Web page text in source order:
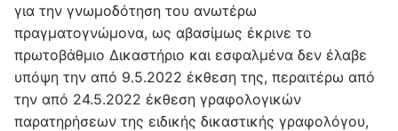
για την γνωμοδότηση του ανωτέρω
πραγματογνώμονα, ως αβασίμως έκρινε το
πρωτοβάθμιο Δικαστήριο και εσφαλμένα δεν έλαβε
υπόψη την από 9.5.2022 έκθεση της, περαιτέρω από
την από 24.5.2022 έκθεση γραφολογικών
παρατηρήσεων της ειδικής δικαστικής γραφολόγου,